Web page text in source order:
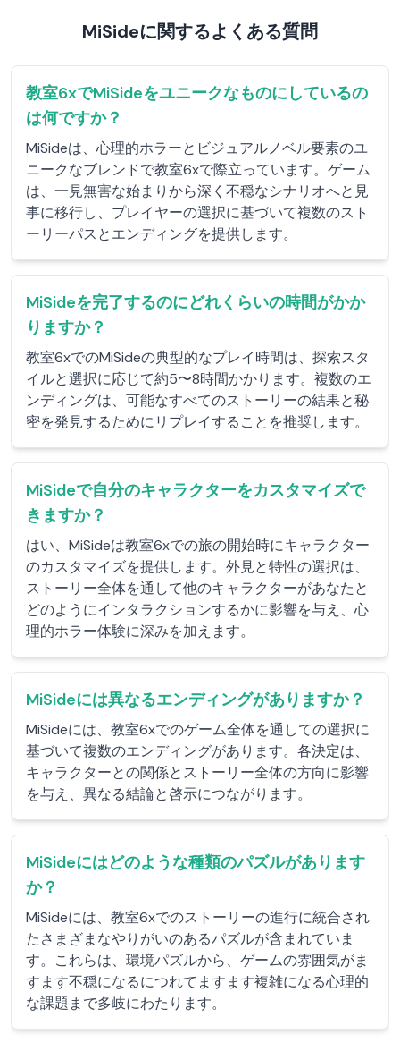
MiSideに関するよくある質問
教室6xでMiSideをユニークなものにしているの
は何ですか？
MiSideは、心理的ホラーとビジュアルノベル要素のユ
ニークなブレンドで教室6xで際立っています。ゲーム
は、一見無害な始まりから深く不穏なシナリオへと見
事に移行し、プレイヤーの選択に基づいて複数のスト
ーリーパスとエンディングを提供します。
MiSideを完了するのにどれくらいの時間がかか
りますか？
教室6xでのMiSideの典型的なプレイ時間は、探索スタ
イルと選択に応じて約5〜8時間かかります。複数のエ
ンディングは、可能なすべてのストーリーの結果と秘
密を発見するためにリプレイすることを推奨します。
MiSideで自分のキャラクターをカスタマイズで
きますか？
はい、MiSideは教室6xでの旅の開始時にキャラクター
のカスタマイズを提供します。外見と特性の選択は、
ストーリー全体を通して他のキャラクターがあなたと
どのようにインタラクションするかに影響を与え、心
理的ホラー体験に深みを加えます。
MiSideには異なるエンディングがありますか？
MiSideには、教室6xでのゲーム全体を通しての選択に
基づいて複数のエンディングがあります。各決定は、
キャラクターとの関係とストーリー全体の方向に影響
を与え、異なる結論と啓示につながります。
MiSideにはどのような種類のパズルがあります
か？
MiSideには、教室6xでのストーリーの進行に統合され
たさまざまなやりがいのあるパズルが含まれていま
す。これらは、環境パズルから、ゲームの雰囲気がま
すます不穏になるにつれてますます複雑になる心理的
な課題まで多岐にわたります。